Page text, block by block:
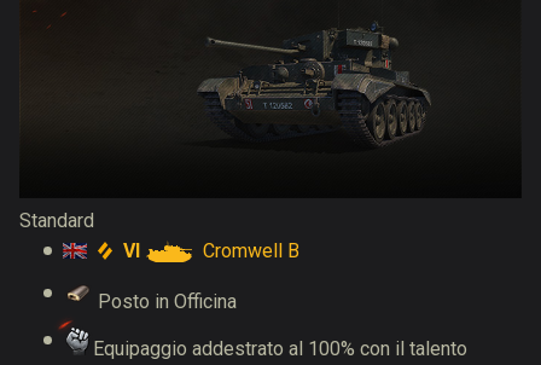
Standard
VI
Cromwell B
Posto in Officina
Equipaggio addestrato al 100% con il talento